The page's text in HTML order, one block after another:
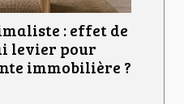
: effet de
levier pour
immobilière ?